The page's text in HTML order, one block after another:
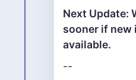
Next Update:
sooner if new
available.
--